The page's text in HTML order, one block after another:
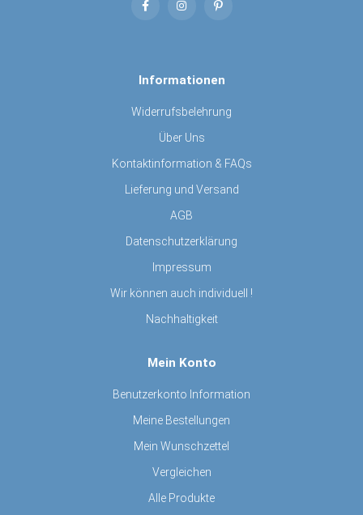
Informationen
Widerrufsbelehrung
Über Uns
Kontaktinformation & FAQs
Lieferung und Versand
AGB
Datenschutzerklärung
Impressum
Wir können auch individuell !
Nachhaltigkeit
Mein Konto
Benutzerkonto Information
Meine Bestellungen
Mein Wunschzettel
Vergleichen
Alle Produkte